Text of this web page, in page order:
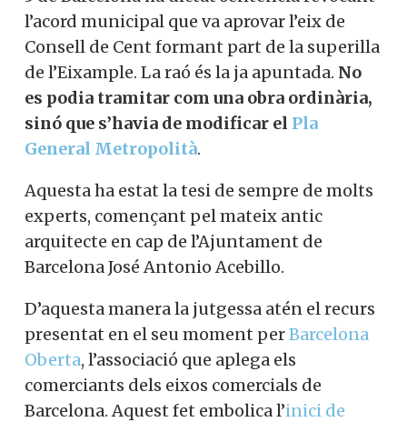
l’acord municipal que va aprovar l’eix de
Consell de Cent formant part de la superilla
de l’Eixample. La raó és la ja apuntada. No
es podia tramitar com una obra ordinària,
sinó que s’havia de modificar el Pla
General Metropolità.
Aquesta ha estat la tesi de sempre de molts
experts, començant pel mateix antic
arquitecte en cap de l’Ajuntament de
Barcelona José Antonio Acebillo.
D’aquesta manera la jutgessa atén el recurs
presentat en el seu moment perBarcelona
Oberta, l’associació que aplega els
comerciants dels eixos comercials de
Barcelona. Aquest fet embolica l’inici de